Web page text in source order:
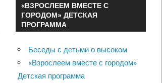
«ВЗРОСЛЕЕМ ВМЕСТЕ С
ГОРОДОМ» ДЕТСКАЯ
ПРОГРАММА
Беседы с детьми о высоком
«Взрослеем вместе с городом»
Детская программа